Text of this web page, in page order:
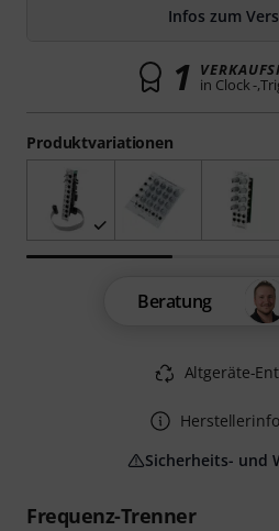
Frequenz-Trenner
Produktvariationen
Infos zum
1 in Clock -
Beratung
Altgeräte-
Sicherheits- und